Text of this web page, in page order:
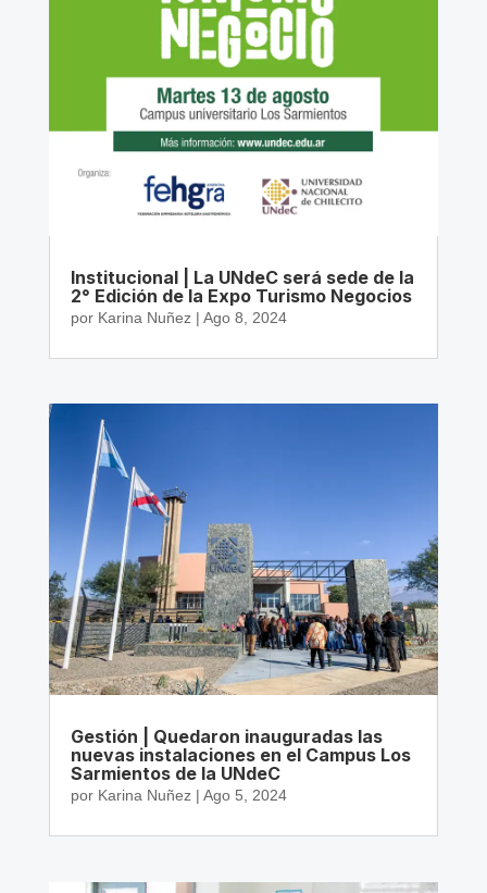
Institucional | La UNdeC será sede de la
2° Edición de la Expo Turismo Negocios
por Karina Nuñez| Ago 8, 2024
Gestión | Quedaron inauguradas las
nuevas instalaciones en el Campus Los
Sarmientos de la UNdeC
por Karina Nuñez| Ago 5, 2024